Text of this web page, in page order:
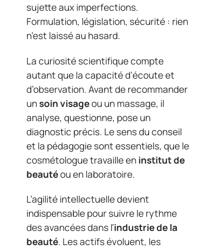
sujette aux imperfections.
Formulation, législation, sécurité : rien
n’est laissé au hasard.
La curiosité scientifique compte
autant que la capacité d’écoute et
d’observation. Avant de recommander
unsoin visageou un massage, il
analyse, questionne, pose un
diagnostic précis. Le sens du conseil
et la pédagogie sont essentiels, que le
cosmétologue travaille eninstitut de
beautéou en laboratoire.
L’agilité intellectuelle devient
indispensable pour suivre le rythme
des avancées dans l’industrie de la
beauté. Les actifs évoluent, les